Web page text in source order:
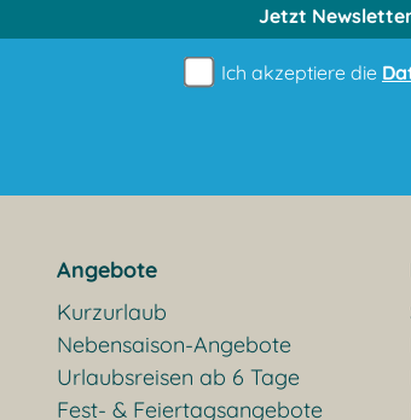
Jetzt
Ich akzeptiere die
Angebote
Kurzurlaub
Nebensaison-Angebote
Urlaubsreisen ab 6 Tage
Fest- & Feiertagsangebote